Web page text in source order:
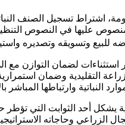
للبيع وتسويقه وتصديره
استثناءات لضمان التوازن
وارتباطها المباشر
يشكل أحد الثوابت التي
الزراعي وحاجاته